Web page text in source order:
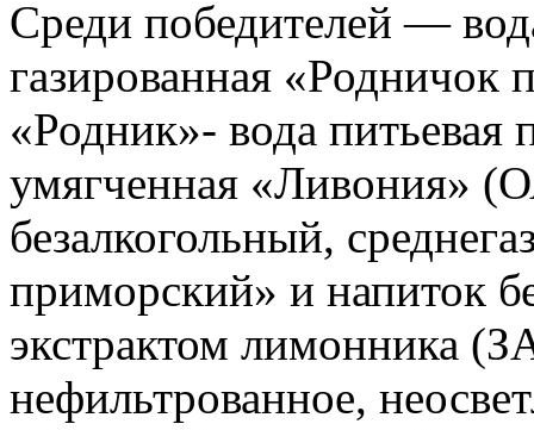
Среди победителей —
газированная
«Родник»- вода питьевая
умягченная «Ливония»
безалкогольный,
приморский» и напиток
экстрактом лимонника
нефильтрованное,